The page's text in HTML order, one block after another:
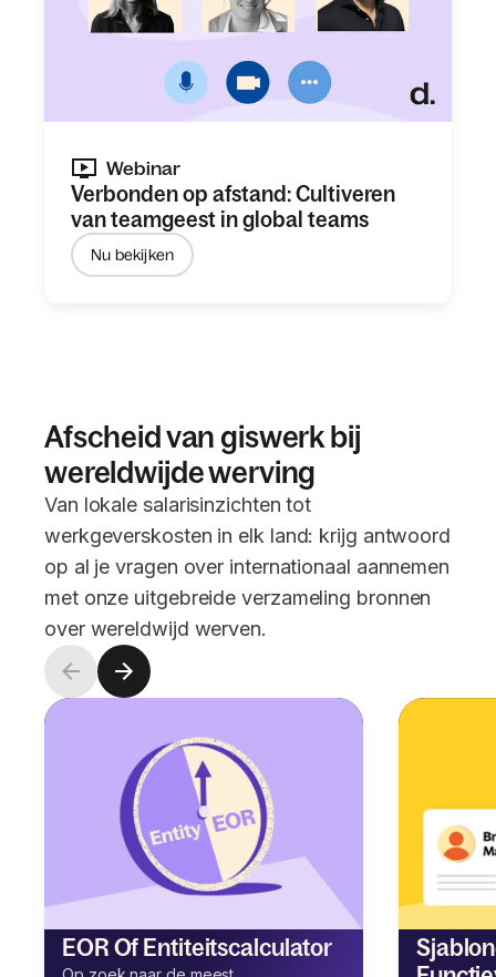
Webinar
Verbonden op afstand: Cultiveren
van teamgeest in global teams
Nu bekijken
Afscheid van giswerk bij
wereldwijde werving
Van lokale salarisinzichten tot
werkgeverskosten in elk land: krijg antwoord
op al je vragen over internationaal aannemen
met onze uitgebreide verzameling bronnen
over wereldwijd werven.
EOR Of Entiteitscalculator